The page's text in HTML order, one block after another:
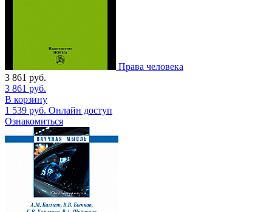
Права человека
3 861 руб.
3 861 руб.
В корзину
1 539 руб. Онлайн доступ
Ознакомиться